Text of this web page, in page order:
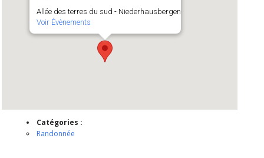
Allée des terres du sud - Niederhausbergen
Voir Évènements
Catégories :
Randonnée